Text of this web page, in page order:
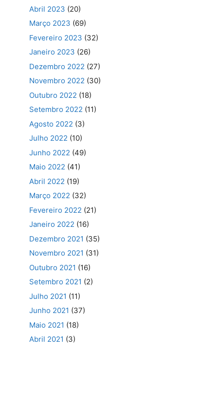
Abril 2023 (20)
Março 2023 (69)
Fevereiro 2023 (32)
Janeiro 2023 (26)
Dezembro 2022 (27)
Novembro 2022 (30)
Outubro 2022 (18)
Setembro 2022 (11)
Agosto 2022 (3)
Julho 2022 (10)
Junho 2022 (49)
Maio 2022 (41)
Abril 2022 (19)
Março 2022 (32)
Fevereiro 2022 (21)
Janeiro 2022 (16)
Dezembro 2021 (35)
Novembro 2021 (31)
Outubro 2021 (16)
Setembro 2021 (2)
Julho 2021 (11)
Junho 2021 (37)
Maio 2021 (18)
Abril 2021 (3)